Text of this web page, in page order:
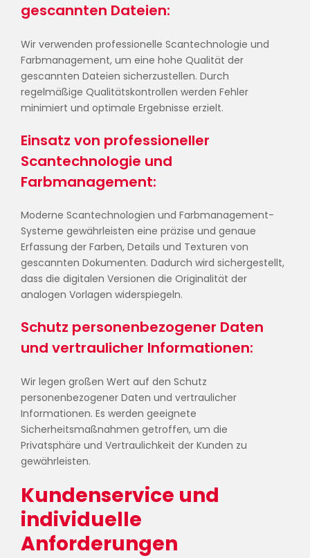
gescannten Dateien:
Wir verwenden professionelle Scantechnologie und
Farbmanagement, um eine hohe Qualität der
gescannten Dateien sicherzustellen. Durch
regelmäßige Qualitätskontrollen werden Fehler
minimiert und optimale Ergebnisse erzielt.
Einsatz von professioneller
Scantechnologie und
Farbmanagement:
Moderne Scantechnologien und Farbmanagement-
Systeme gewährleisten eine präzise und genaue
Erfassung der Farben, Details und Texturen von
gescannten Dokumenten. Dadurch wird sichergestellt,
dass die digitalen Versionen die Originalität der
analogen Vorlagen widerspiegeln.
Schutz personenbezogener Daten
und vertraulicher Informationen:
Wir legen großen Wert auf den Schutz
personenbezogener Daten und vertraulicher
Informationen. Es werden geeignete
Sicherheitsmaßnahmen getroffen, um die
Privatsphäre und Vertraulichkeit der Kunden zu
gewährleisten.
Kundenservice und
individuelle
Anforderungen